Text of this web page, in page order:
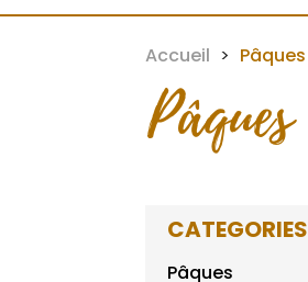
Accueil Pâques
Pâques
CATEGORIES
Pâques